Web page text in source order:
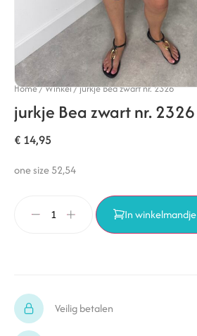
Home/Winkel/jurkje Bea zwart nr. 2326
jurkje Bea zwart nr. 2326
€ 14,95
one size 52,54
In winkelmandje
Veilig betalen